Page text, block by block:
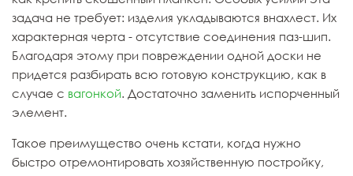
задача не требует: изделия укладываются внахлест. Их
характерная черта - отсутствие соединения паз-шип.
Благодаря этому при повреждении одной доски не
придется разбирать всю готовую конструкцию, как в
случае с вагонкой. Достаточно заменить испорченный
элемент.
Такое преимущество очень кстати, когда нужно
быстро отремонтировать хозяйственную постройку,